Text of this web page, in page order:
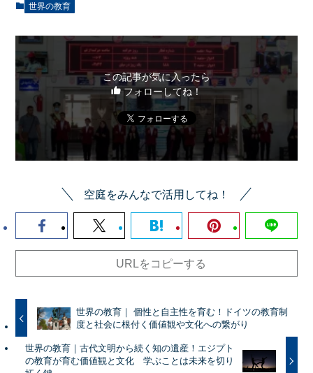
世界の教育
この記事が気に入ったら
フォローしてね！
空庭をみんなで活用してね！
URLをコピーする
世界の教育｜ 個性と自主性を育む！ドイツの教育制
度と社会に根付く価値観や文化への繋がり
世界の教育｜古代文明から続く知の遺産！エジプト
の教育が育む価値観と文化 学ぶことは未来を切り